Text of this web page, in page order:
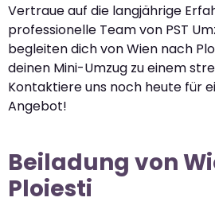
Vertraue auf die langjährige
professionelle Team von PST
begleiten dich von Wien nach
deinen Mini-Umzug zu einem
Kontaktiere uns noch heute für
Angebot!
Beiladung von
Ploiesti